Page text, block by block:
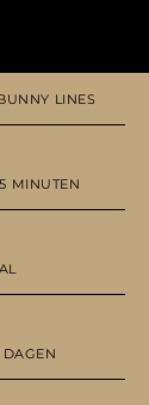
LINES
MINUTEN